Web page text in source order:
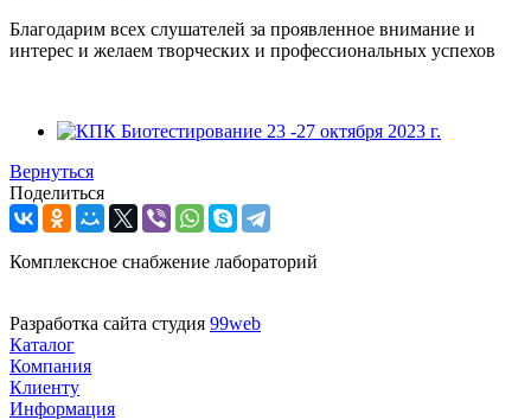
Благодарим всех слушателей за проявленное внимание и
интерес и желаем творческих и профессиональных успехов
Вернуться
Поделиться
Комплексное снабжение лабораторий
Разработка сайта студия 99web
Каталог
Компания
Клиенту
Информация